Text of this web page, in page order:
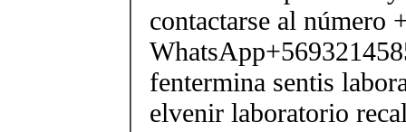
contactarse al número
fentermina sentis
elvenir laboratorio